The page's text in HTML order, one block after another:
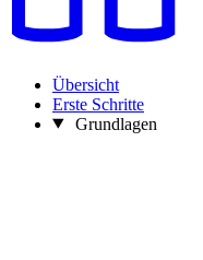
Übersicht
Erste Schritte
Grundlagen